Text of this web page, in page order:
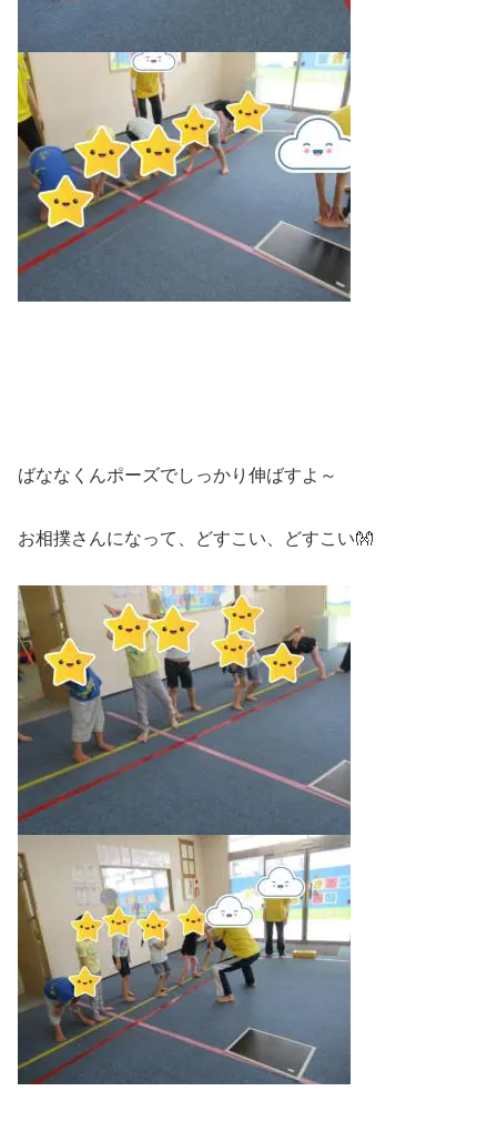
ばななくんポーズでしっかり伸ばすよ～
お相撲さんになって、どすこい、どすこい👐